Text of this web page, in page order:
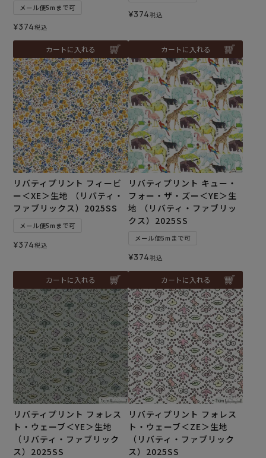
メール便5mまで可
¥374税込
カートに入れる
¥374税込
カートに入れる
リバティプリント フィービ
ー＜XE＞生地 （リバティ・
ファブリックス）2025SS
メール便5mまで可
¥374税込
カートに入れる
リバティプリント キュー・
フォー・ザ・ズー＜YE＞生
地 （リバティ・ファブリッ
クス）2025SS
メール便5mまで可
¥374税込
カートに入れる
リバティプリント フォレス
ト・ウェーブ＜YE＞生地
（リバティ・ファブリック
ス）2025SS
リバティプリント フォレス
ト・ウェーブ＜ZE＞生地
（リバティ・ファブリック
ス）2025SS